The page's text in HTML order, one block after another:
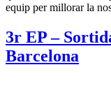
equip per millorar la
3r EP –
Barcelona